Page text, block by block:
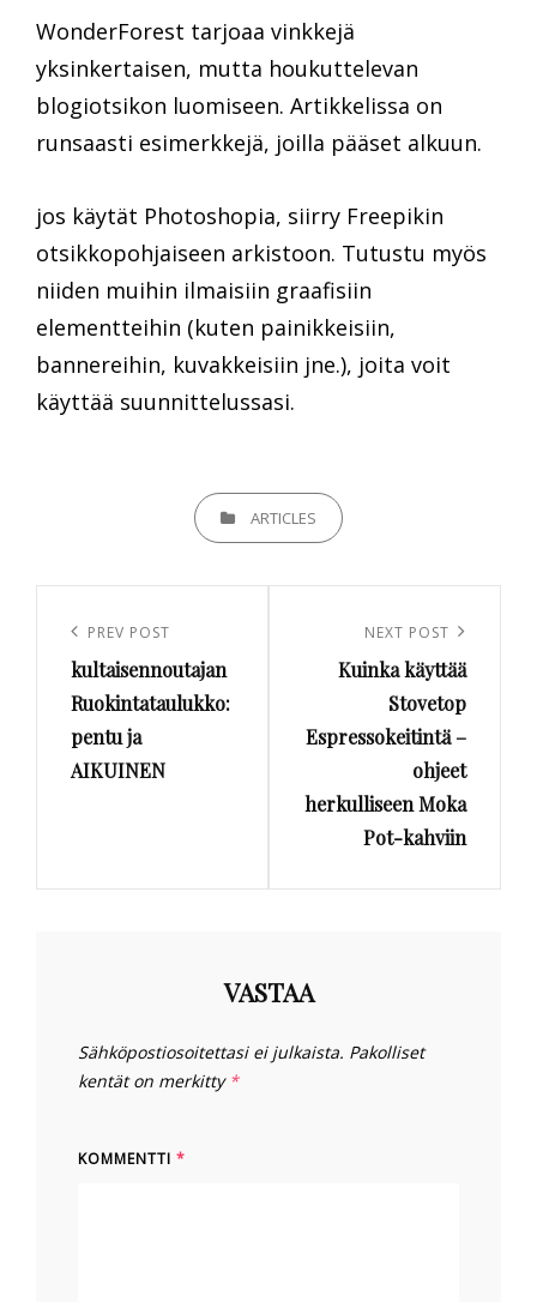
WonderForest tarjoaa vinkkejä
yksinkertaisen, mutta houkuttelevan
blogiotsikon luomiseen. Artikkelissa on
runsaasti esimerkkejä, joilla pääset alkuun.
jos käytät Photoshopia, siirry Freepikin
otsikkopohjaiseen arkistoon. Tutustu myös
niiden muihin ilmaisiin graafisiin
elementteihin (kuten painikkeisiin,
bannereihin, kuvakkeisiin jne.), joita voit
käyttää suunnittelussasi.
CATEGORIESARTICLES
selaus
Previous
Post
PREV POST
kultaisennoutajan
Ruokintataulukko:
pentu ja
AIKUINEN
Post
NEXT POST
Kuinka käyttää
Stovetop
Espressokeitintä –
ohjeet
herkulliseen Moka
Pot-kahviin
VASTAA
Sähköpostiosoitettasi ei julkaista. Pakolliset
kentät on merkitty *
KOMMENTTI *